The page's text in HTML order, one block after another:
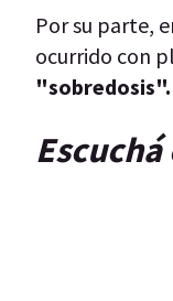
Por su parte,
ocurrido con
"sobredosis".